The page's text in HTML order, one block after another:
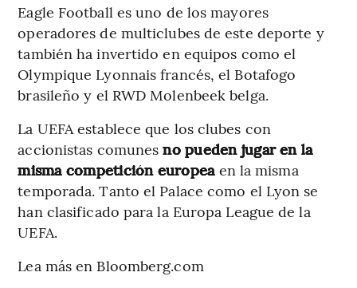
Eagle Football es uno de los mayores
operadores de multiclubes de este deporte y
también ha invertido en equipos como el
Olympique Lyonnais francés, el Botafogo
brasileño y el RWD Molenbeek belga.
La UEFA establece que los clubes con
accionistas comunesno pueden jugar en la
misma competición europeaen la misma
temporada. Tanto el Palace como el Lyon se
han clasificado para la Europa League de la
UEFA.
Lea más en Bloomberg.com